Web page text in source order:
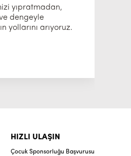
yıpratmadan,
dengeyle
yollarını arıyoruz.
HIZLI ULAŞIN
Çocuk Sponsorluğu Başvurusu